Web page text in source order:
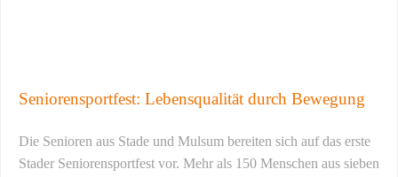
Seniorensportfest: Lebensqualität durch Bewegung
Die Senioren aus Stade und Mulsum bereiten sich auf das erste
Stader Seniorensportfest vor. Mehr als 150 Menschen aus sieben